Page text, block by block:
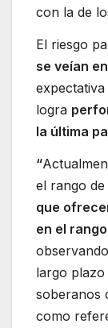
con la de
El riesgo
se veían
logra
la última
“
el rango
que
en el
largo
soberanos
como